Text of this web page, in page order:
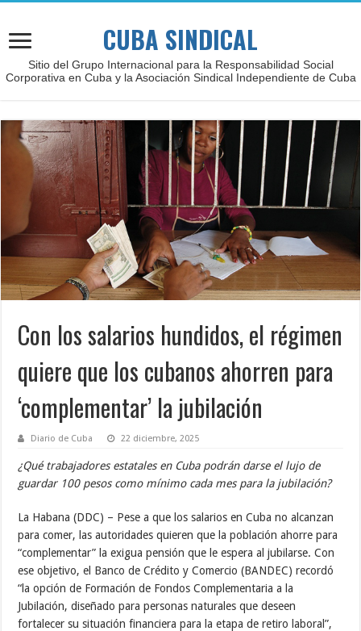
CUBA SINDICAL
Sitio del Grupo Internacional para la Responsabilidad Social
Corporativa en Cuba y la Asociación Sindical Independiente de Cuba
Con los salarios hundidos, el régimen
quiere que los cubanos ahorren para
‘complementar’ la jubilación
Diario de Cuba 22 diciembre, 2025
¿Qué trabajadores estatales en Cuba podrán darse el lujo de
guardar 100 pesos como mínimo cada mes para la jubilación?
La Habana (DDC) – Pese a que los salarios en Cuba no alcanzan
para comer, las autoridades quieren que la población ahorre para
“complementar” la exigua pensión que le espera al jubilarse. Con
ese objetivo, el Banco de Crédito y Comercio (BANDEC) recordó
“la opción de Formación de Fondos Complementaria a la
Jubilación, diseñado para personas naturales que deseen
fortalecer su situación financiera para la etapa de retiro laboral”,